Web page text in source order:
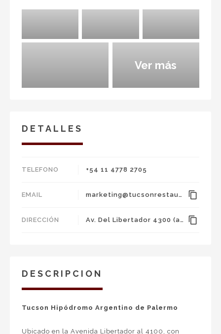
Ver más
DETALLES
TELEFONO +54 11 4778 2705
EMAIL marketing@tucsonrestaurante.com content_copy
DIRECCIÓN Av. Del Libertador 4300 (acceso por Tribuna Nueva), Buenos Aires. content_copy
DESCRIPCION
Tucson Hipódromo Argentino de Palermo
Ubicado en la Avenida Libertador al 4100, con